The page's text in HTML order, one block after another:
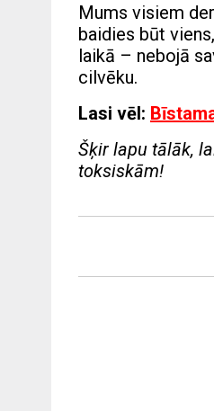
Mums visiem
baidies būt
laikā – nebojā
cilvēku.
Lasi vēl:
Šķir lapu tālāk,
toksiskām!